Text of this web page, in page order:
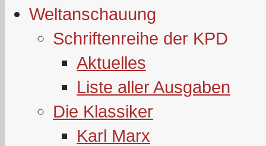
Weltanschauung
Schriftenreihe der KPD
Aktuelles
Liste aller Ausgaben
Die Klassiker
Karl Marx